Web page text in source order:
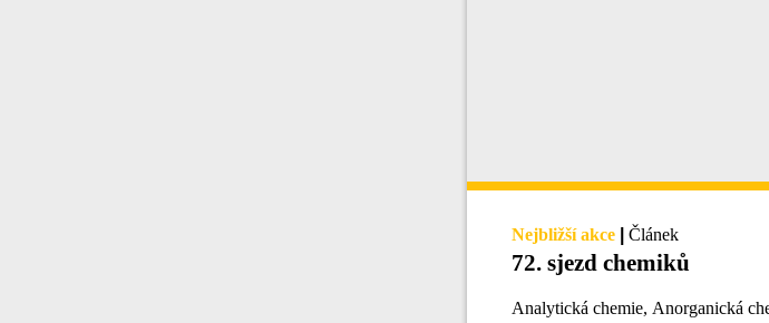
Nejbližší akce Článek
72. sjezd chemiků
Analytická chemie, Anorganická